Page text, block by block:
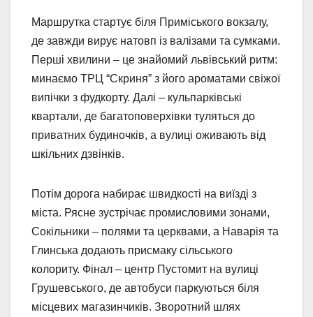
Маршрутка стартує біля Приміського вокзалу,
де завжди вирує натовп із валізами та сумками.
Перші хвилини – це знайомий львівський ритм:
минаємо ТРЦ “Скриня” з його ароматами свіжої
випічки з фудкорту. Далі – кульпарківські
квартали, де багатоповерхівки туляться до
приватних будиночків, а вулиці оживають від
шкільних дзвінків.
Потім дорога набирає швидкості на виїзді з
міста. Рясне зустрічає промисловими зонами,
Сокільники – полями та церквами, а Наварія та
Глинська додають присмаку сільського
колориту. Фінал – центр Пустомит на вулиці
Грушевського, де автобуси паркуються біля
місцевих магазинчиків. Зворотний шлях